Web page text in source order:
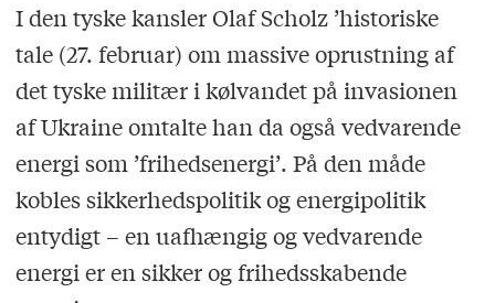
I den tyske kansler Olaf Scholz’historiske
tale (27. februar) om massive oprustning af
det tyske militær i kølvandet på invasionen
af Ukraine omtalte han da også vedvarende
energi som ’frihedsenergi’. På den måde
kobles sikkerhedspolitik og energipolitik
entydigt – en uafhængig og vedvarende
energi er en sikker og frihedsskabende